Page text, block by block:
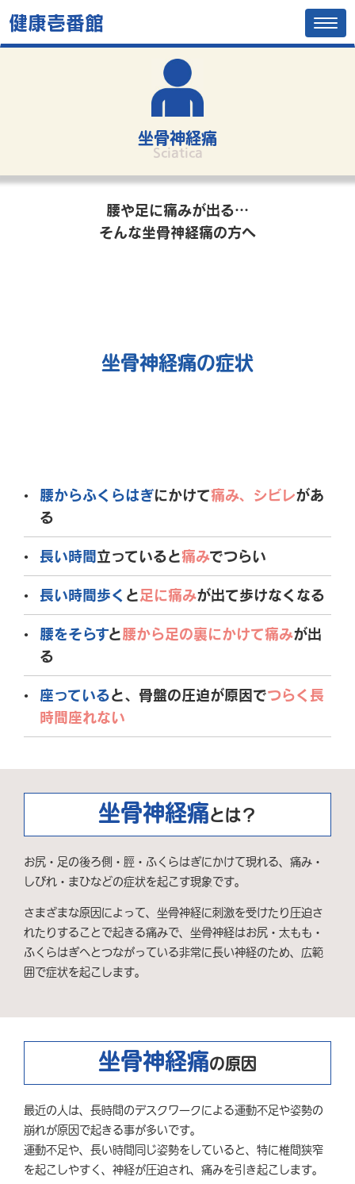
健康壱番館
坐骨神経痛
Sciatica
腰や足に痛みが出る…
そんな坐骨神経痛の方へ
坐骨神経痛の症状
腰からふくらはぎにかけて痛み、シビレがあ
る
長い時間立っていると痛みでつらい
長い時間歩く と足に痛みが出て歩けなくなる
腰をそらすと腰から足の裏にかけて痛みが出
る
座っていると、骨盤の圧迫が原因でつらく長
時間座れない
坐骨神経痛とは？
お尻・足の後ろ側・脛・ふくらはぎにかけて現れる、痛み・
しびれ・まひなどの症状を起こす現象です。
さまざまな原因によって、坐骨神経に刺激を受けたり圧迫さ
れたりすることで起きる痛みで、坐骨神経はお尻・太もも・
ふくらはぎへとつながっている非常に長い神経のため、広範
囲で症状を起こします。
坐骨神経痛の原因
最近の人は、長時間のデスクワークによる運動不足や姿勢の
崩れが原因で起きる事が多いです。
運動不足や、長い時間同じ姿勢をしていると、特に椎間狭窄
を起こしやすく、神経が圧迫され、痛みを引き起こします。